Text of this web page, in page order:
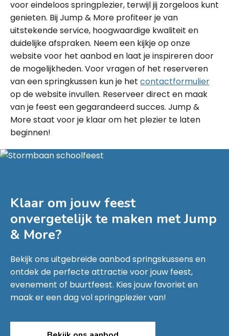
voor eindeloos springplezier, terwijl jij zorgeloos kunt
genieten. Bij Jump & More profiteer je van
uitstekende service, hoogwaardige kwaliteit en
duidelijke afspraken. Neem een kijkje op onze
website voor het aanbod en laat je inspireren door
de mogelijkheden. Voor vragen of het reserveren
van een springkussen kun je het contactformulier
op de website invullen. Reserveer direct en maak
van je feest een gegarandeerd succes. Jump &
More staat voor je klaar om het plezier te laten
beginnen!
Klaar om jouw feest
onvergetelijk te maken metJump
& More?
Bekijk ons uitgebreide aanbod springskussens en
ontdek de perfecte attractie voor jouw feest,
evenement of buurtfeest. Kies jouw favoriet en
maak er een dag vol springplezier van!